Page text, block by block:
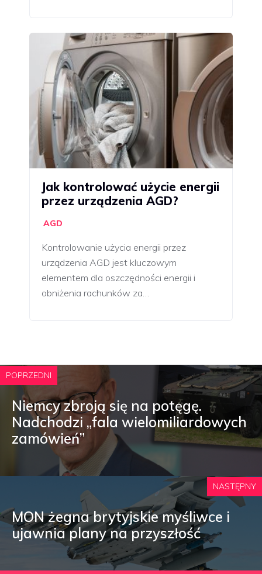
Jak kontrolować użycie energii
przez urządzenia AGD?
AGD
Kontrolowanie użycia energii przez
urządzenia AGD jest kluczowym
elementem dla oszczędności energii i
obniżenia rachunków za…
POPRZEDNI
Niemcy zbroją się na potęgę.
Nadchodzi „fala wielomiliardowych
zamówień”
NASTĘPNY
MON żegna brytyjskie myśliwce i
ujawnia plany na przyszłość